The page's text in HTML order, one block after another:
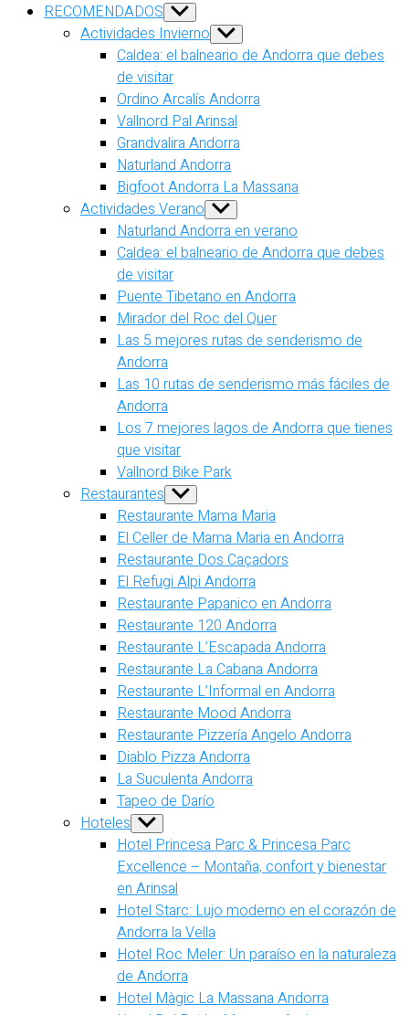
RECOMENDADOS Show
sub
menu
Actividades Invierno Show
sub
menu
Caldea: el balneario de Andorra que debes
de visitar
Ordino Arcalís Andorra
Vallnord Pal Arinsal
Grandvalira Andorra
Naturland Andorra
Bigfoot Andorra La Massana
Actividades Verano Show
sub
menu
Naturland Andorra en verano
Caldea: el balneario de Andorra que debes
de visitar
Puente Tibetano en Andorra
Mirador del Roc del Quer
Las 5 mejores rutas de senderismo de
Andorra
Las 10 rutas de senderismo más fáciles de
Andorra
Los 7 mejores lagos de Andorra que tienes
que visitar
Vallnord Bike Park
Restaurantes Show
sub
menu
Restaurante Mama Maria
El Celler de Mama Maria en Andorra
Restaurante Dos Caçadors
El Refugi Alpi Andorra
Restaurante Papanico en Andorra
Restaurante 120 Andorra
Restaurante L’Escapada Andorra
Restaurante La Cabana Andorra
Restaurante L’Informal en Andorra
Restaurante Mood Andorra
Restaurante Pizzería Angelo Andorra
Diablo Pizza Andorra
La Suculenta Andorra
Tapeo de Darío
Hoteles Show
sub
menu
Hotel Princesa Parc & Princesa Parc
Excellence – Montaña, confort y bienestar
en Arinsal
Hotel Starc: Lujo moderno en el corazón de
Andorra la Vella
Hotel Roc Meler: Un paraíso en la naturaleza
de Andorra
Hotel Màgic La Massana Andorra